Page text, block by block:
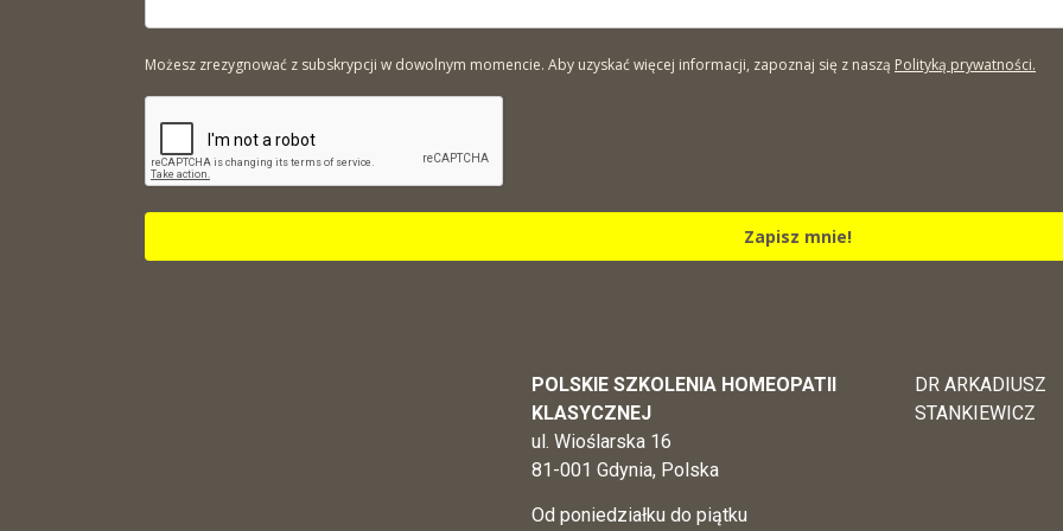
Możesz zrezygnować z subskrypcji w dowolnym momencie. Aby uzyskać więcej informacji, zapoznaj się z naszą Polityką prywatności.
Zapisz mnie!
POLSKIE SZKOLENIA HOMEOPATII
KLASYCZNEJ
ul. Wioślarska 16
81-001 Gdynia, Polska
Od poniedziałku do piątku
DR ARKADIUSZ
STANKIEWICZ